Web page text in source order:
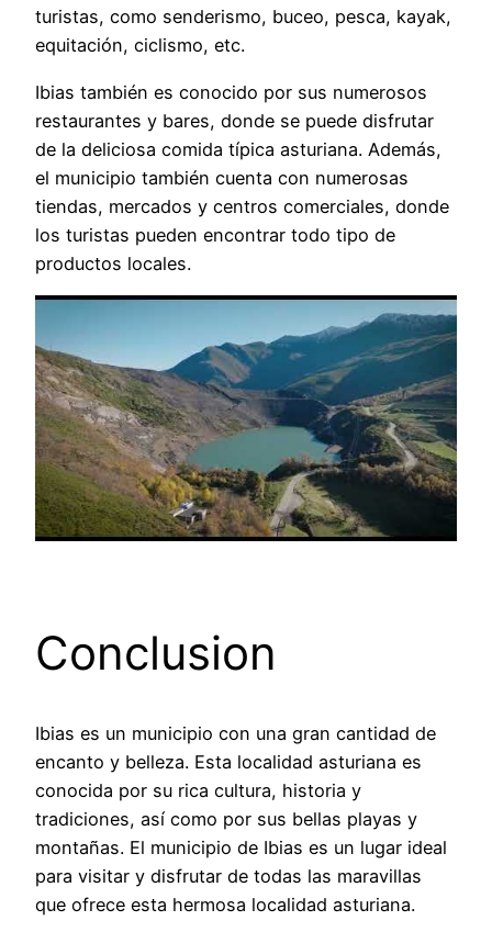
turistas, como senderismo, buceo, pesca, kayak,
equitación, ciclismo, etc.
Ibias también es conocido por sus numerosos
restaurantes y bares, donde se puede disfrutar
de la deliciosa comida típica asturiana. Además,
el municipio también cuenta con numerosas
tiendas, mercados y centros comerciales, donde
los turistas pueden encontrar todo tipo de
productos locales.
Conclusion
Ibias es un municipio con una gran cantidad de
encanto y belleza. Esta localidad asturiana es
conocida por su rica cultura, historia y
tradiciones, así como por sus bellas playas y
montañas. El municipio de Ibias es un lugar ideal
para visitar y disfrutar de todas las maravillas
que ofrece esta hermosa localidad asturiana.